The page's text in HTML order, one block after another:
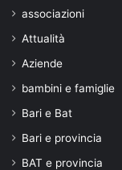
associazioni
Attualità
Aziende
bambini e famiglie
Bari e Bat
Bari e provincia
BAT e provincia